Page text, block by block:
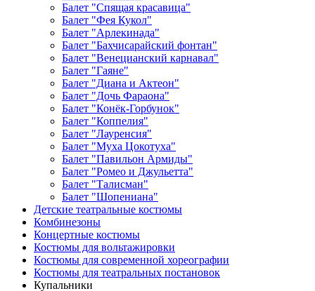
Балет "Спящая красавица"
Балет "Фея Кукол"
Балет "Арлекинада"
Балет "Бахчисарайский фонтан"
Балет "Венецианский карнавал"
Балет "Гаяне"
Балет "Диана и Актеон"
Балет "Дочь Фараона"
Балет "Конёк-Горбунок"
Балет "Коппелия"
Балет "Лауренсия"
Балет "Муха Цокотуха"
Балет "Павильон Армиды"
Балет "Ромео и Джульетта"
Балет "Талисман"
Балет "Шопениана"
Детские театральные костюмы
Комбинезоны
Концертные костюмы
Костюмы для вольтажировки
Костюмы для современной хореографии
Костюмы для театральных постановок
Купальники